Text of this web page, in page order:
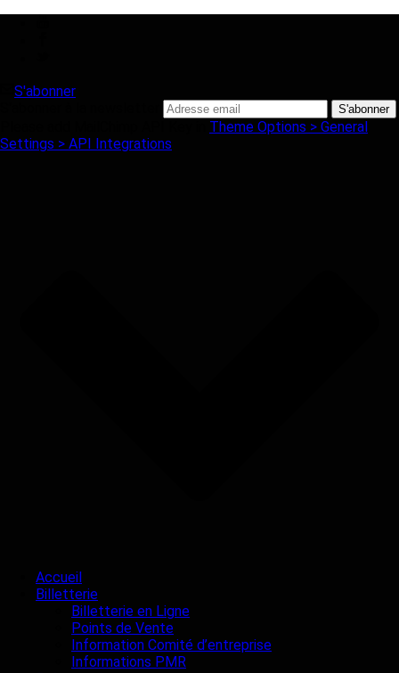
S'abonner
Theme Options > General
Settings > API Integrations
Accueil
Billetterie
Billetterie en Ligne
Points de Vente
Information Comité d’entreprise
Informations PMR